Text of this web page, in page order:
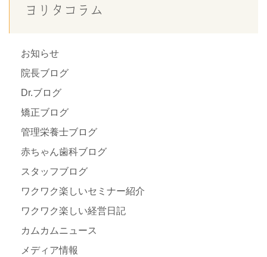
ヨリタコラム
お知らせ
院長ブログ
Dr.ブログ
矯正ブログ
管理栄養士ブログ
赤ちゃん歯科ブログ
スタッフブログ
ワクワク楽しいセミナー紹介
ワクワク楽しい経営日記
カムカムニュース
メディア情報